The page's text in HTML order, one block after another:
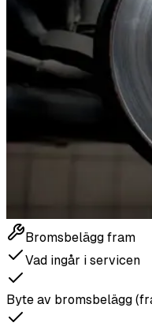
Bromsbelägg fram
Vad ingår i servicen
Byte av bromsbelägg